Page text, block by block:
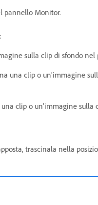
pannello Monitor.
sulla clip di sfondo
una clip o un'immagine
clip o un'immagine
trascinala nella